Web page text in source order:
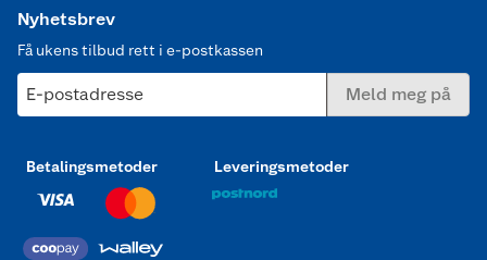
Nyhetsbrev
Få ukens tilbud rett i e-postkassen
E-postadresse Meld meg på
Betalingsmetoder Leveringsmetoder